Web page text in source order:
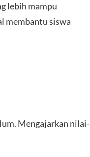
lebih mampu
membantu siswa
Mengajarkan nilai-